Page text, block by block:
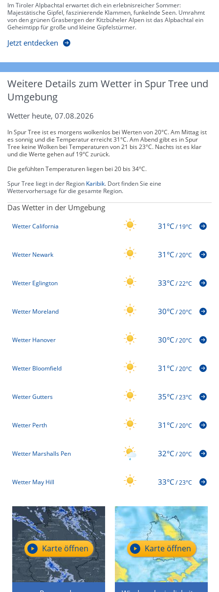
Im Tiroler Alpbachtal erwartet dich ein erlebnisreicher Sommer:
Majestätische Gipfel, faszinierende Klammen, funkelnde Seen. Umrahmt
von den grünen Grasbergen der Kitzbüheler Alpen ist das Alpbachtal ein
Geheimtipp für große und kleine Gipfelstürmer.
Jetzt entdecken
Weitere Details zum Wetter in Spur Tree und
Umgebung
Wetter heute, 07.08.2026
In Spur Tree ist es morgens wolkenlos bei Werten von 20°C. Am Mittag ist
es sonnig und die Temperatur erreicht 31°C. Am Abend gibt es in Spur
Tree keine Wolken bei Temperaturen von 21 bis 23°C. Nachts ist es klar
und die Werte gehen auf 19°C zurück.
Die gefühlten Temperaturen liegen bei 20 bis 34°C.
Spur Tree liegt in der Region Karibik. Dort finden Sie eine
Wettervorhersage für die gesamte Region.
Das Wetter in der Umgebung
Wetter California 31°C/19°C
Wetter Newark 31°C/20°C
Wetter Eglington 33°C/22°C
Wetter Moreland 30°C/20°C
Wetter Hanover 30°C/20°C
Wetter Bloomfield 31°C/20°C
Wetter Gutters 35°C/23°C
Wetter Perth 31°C/20°C
Wetter Marshalls Pen 32°C/20°C
Wetter May Hill 33°C/23°C
Karte öffnen Karte öffnen